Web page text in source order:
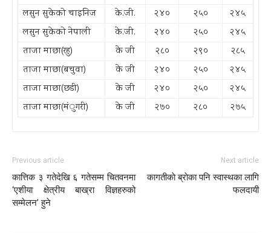
लसुन सुकेको चाइनिज
के.जी. २४० २५०
२४५
लसुन सुकेको नेपाली
के.जी. २४० २५०
२४५
ताजा माछा(रहु)
के जी २८० २९०
२८५
ताजा माछा(बचुवा)
के जी २४० २५०
२४५
ताजा माछा(छडी)
के जी २४० २५०
२४५
ताजा माछा(म‌ंुगरी)
के जी २७० २८० २७५
Previous article
कात्तिक ३ गतेदेखि ६ गतेसम्म चितवनमा
‘एशीया क्षेत्रीय बाख्रा विज्ञहरुको
सम्मेलन’ हुने
Next article
कागतीकाे ब्राेका पनि स्वास्थका लागि
फलदायी